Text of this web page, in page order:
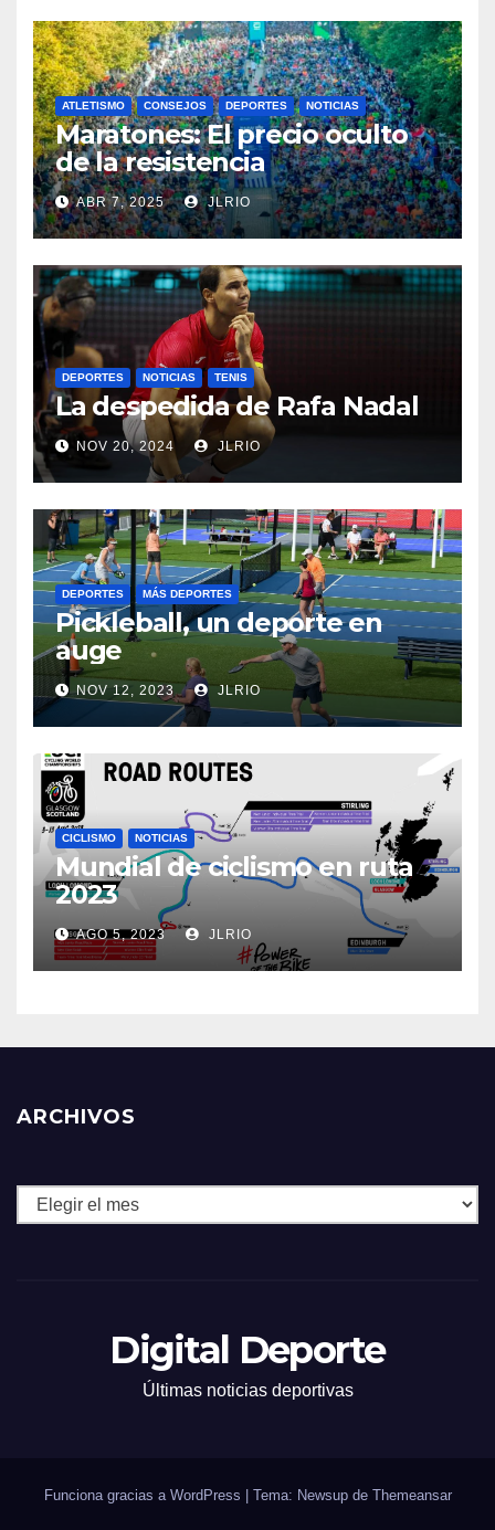
ATLETISMO CONSEJOS DEPORTES NOTICIAS
Maratones: El precio oculto
de la resistencia
ABR 7, 2025 JLRIO
DEPORTES NOTICIAS TENIS
La despedida de Rafa Nadal
NOV 20, 2024 JLRIO
DEPORTES MÁS DEPORTES
Pickleball, un deporte en
auge
NOV 12, 2023 JLRIO
CICLISMO NOTICIAS
Mundial de ciclismo en ruta
2023
AGO 5, 2023 JLRIO
ARCHIVOS
Archivos
Digital Deporte
Últimas noticias deportivas
Funciona gracias a WordPress Tema: Newsup de Themeansar